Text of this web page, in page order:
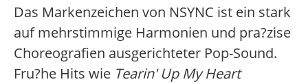
Das Markenzeichen von NSYNC ist ein stark
auf mehrstimmige Harmonien und pra?zise
Choreografien ausgerichteter Pop-Sound.
Fru?he Hits wie Tearin' Up My Heart